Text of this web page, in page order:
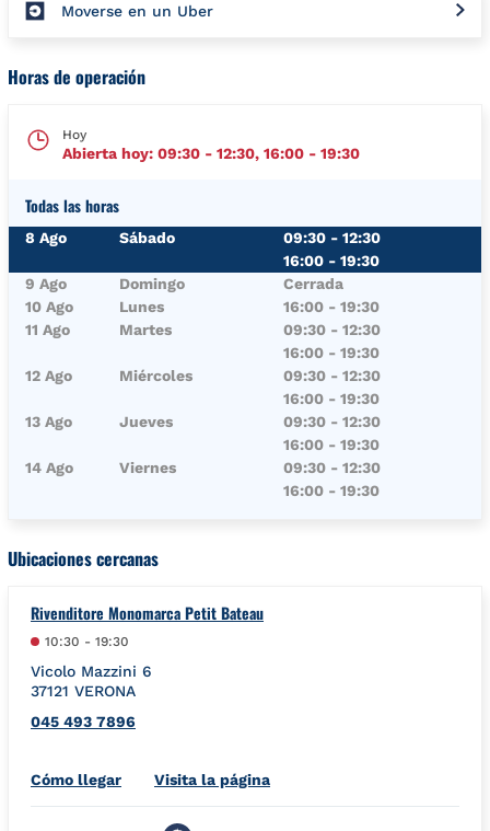
Moverse en un Uber
Horas de operación
Hoy
Abierta hoy: 09:30 - 12:30, 16:00 - 19:30
Todas las horas
Día de la semanaHorario
8 Ago Sábado 09:30 - 12:30
16:00 - 19:30
9 Ago
Domingo
Cerrada
10 Ago
Lunes 16:00 - 19:30
11 Ago
Martes 09:30 - 12:30
16:00 - 19:30
12 Ago
Miércoles 09:30 - 12:30
16:00 - 19:30
13 Ago
Jueves 09:30 - 12:30
16:00 - 19:30
14 Ago
Viernes 09:30 - 12:30
16:00 - 19:30
Ubicaciones cercanas
Rivenditore Monomarca Petit Bateau
10:30 - 19:30
Vicolo Mazzini 6
37121 VERONA
045 493 7896
Cómo llegarLink Opens in New Tab
Visita la página